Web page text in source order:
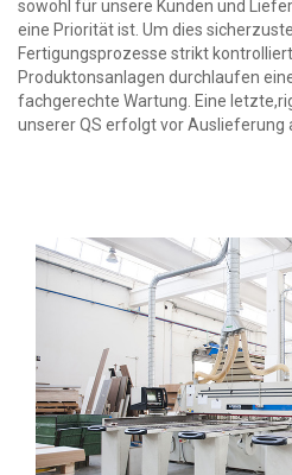
sowohl für unsere Kunden und
eine Priorität ist. Um dies
Fertigungsprozesse strikt
Produktonsanlagen durchlaufen
fachgerechte Wartung. Eine
unserer QS erfolgt vor Auslieferung